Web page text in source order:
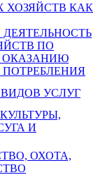
ХОЗЯЙСТВ КАК
ПО
ОКАЗАНИЮ
УСЛУГ
И
ОХОТА,